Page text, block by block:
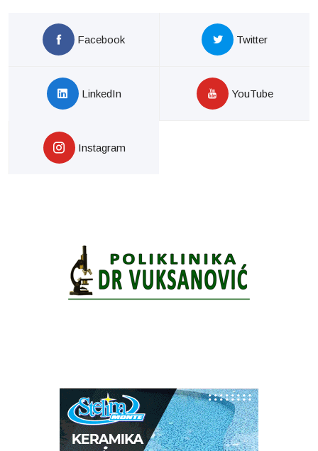
Facebook Twitter
LinkedIn YouTube
Instagram